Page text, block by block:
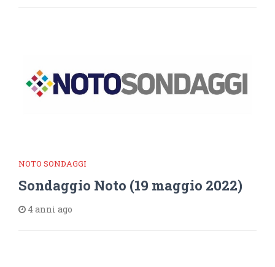
NOTO SONDAGGI
Sondaggio Noto (19 maggio 2022)
4 anni ago